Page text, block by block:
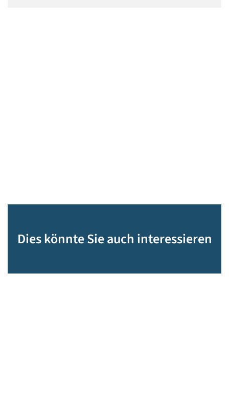
Dies könnte Sie auch interessieren